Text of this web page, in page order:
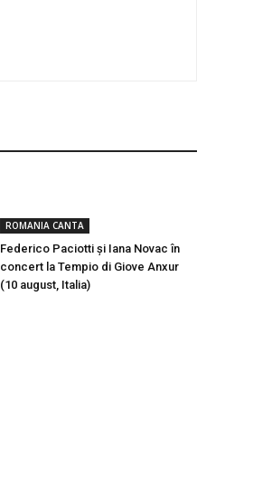
ROMANIA CANTA
Federico Paciotti și Iana Novac în
concert la Tempio di Giove Anxur
(10 august, Italia)